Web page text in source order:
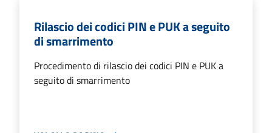
Rilascio dei codici PIN e PUK a seguito
di smarrimento
Procedimento di rilascio dei codici PIN e PUK a
seguito di smarrimento